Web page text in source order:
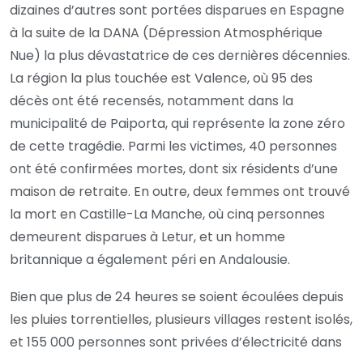
dizaines d’autres sont portées disparues en Espagne
à la suite de la DANA (Dépression Atmosphérique
Nue) la plus dévastatrice de ces dernières décennies.
La région la plus touchée est Valence, où 95 des
décès ont été recensés, notamment dans la
municipalité de Paiporta, qui représente la zone zéro
de cette tragédie. Parmi les victimes, 40 personnes
ont été confirmées mortes, dont six résidents d’une
maison de retraite. En outre, deux femmes ont trouvé
la mort en Castille-La Manche, où cinq personnes
demeurent disparues à Letur, et un homme
britannique a également péri en Andalousie.
Bien que plus de 24 heures se soient écoulées depuis
les pluies torrentielles, plusieurs villages restent isolés,
et 155 000 personnes sont privées d’électricité dans